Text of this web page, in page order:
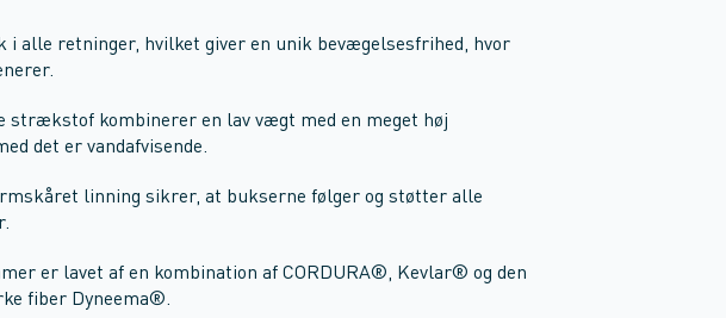
alle retninger, hvilket giver en unik bevægelsesfrihed, hvor
strækstof kombinerer en lav vægt med en meget høj
det er vandafvisende.
linning sikrer, at bukserne følger og støtter alle
er lavet af en kombination af CORDURA®, Kevlar® og den
fiber Dyneema®.